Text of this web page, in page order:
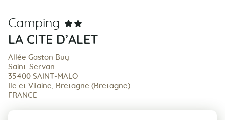
Camping
LA CITE D’ALET
Allée Gaston Buy
Saint-Servan
35400 SAINT-MALO
Ile et Vilaine, Bretagne (Bretagne)
FRANCE